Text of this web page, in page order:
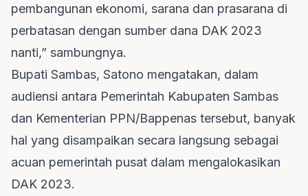
pembangunan ekonomi, sarana dan prasarana di
perbatasan dengan sumber dana DAK 2023
nanti,” sambungnya.
Bupati Sambas, Satono mengatakan, dalam
audiensi antara Pemerintah Kabupaten Sambas
dan Kementerian PPN/Bappenas tersebut, banyak
hal yang disampaikan secara langsung sebagai
acuan pemerintah pusat dalam mengalokasikan
DAK 2023.